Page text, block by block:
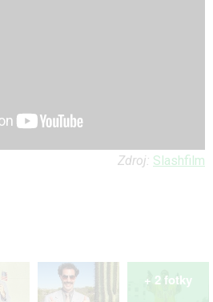
Zdroj: Slashfilm
+ 2 fotky